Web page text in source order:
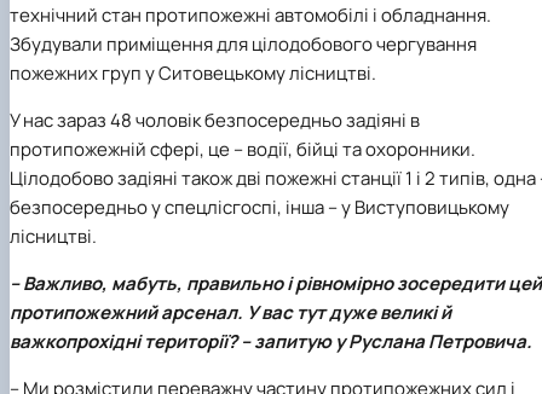
технічний стан протипожежні автомобілі і обладнання.
Збудували приміщення для цілодобового чергування
пожежних груп у Ситовецькому лісництві.
У нас зараз 48 чоловік безпосередньо задіяні в
протипожежній сфері, це – водії, бійці та охоронники.
Цілодобово задіяні також дві пожежні станції 1 і 2 типів, одна
безпосередньо у спецлісгоспі, інша – у Виступовицькому
лісництві.
– Важливо, мабуть, правильно і рівномірно зосередити цей
протипожежний арсенал. У вас тут дуже великі й
важкопрохідні території? – запитую у Руслана Петровича.
– Ми розмістили переважну частину протипожежних сил і